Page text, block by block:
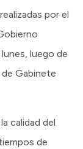
por el
luego de
Gabinete
calidad del
de